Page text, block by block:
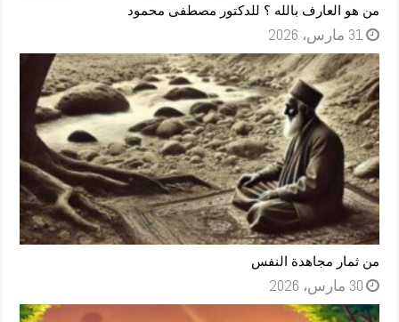
من هو العارف بالله ؟ للدكتور مصطفى محمود
31 مارس، 2026
من ثمار مجاهدة النفس
30 مارس، 2026